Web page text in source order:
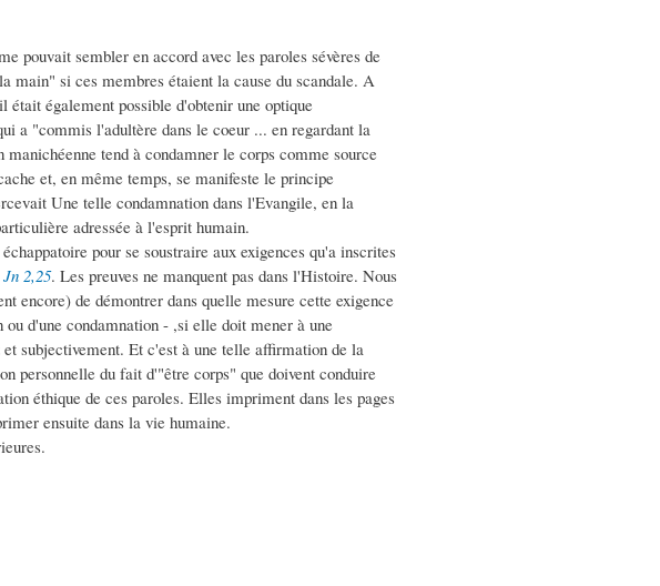
pouvait sembler en accord avec les paroles sévères de
main" si ces membres étaient la cause du scandale. A
également possible d'obtenir une optique
a "commis l'adultère dans le coeur ... en regardant la
tend à condamner le corps comme source
et, en même temps, se manifeste le principe
Une telle condamnation dans l'Evangile, en la
adressée à l'esprit humain.
pour se soustraire aux exigences qu'a inscrites
Jn 2,25. Les preuves ne manquent pas dans l'Histoire. Nous
encore) de démontrer dans quelle mesure cette exigence
d'une condamnation - ,si elle doit mener à une
subjectivement. Et c'est à une telle affirmation de la
personnelle du fait d'"être corps" que doivent conduire
éthique de ces paroles. Elles impriment dans les pages
ensuite dans la vie humaine.